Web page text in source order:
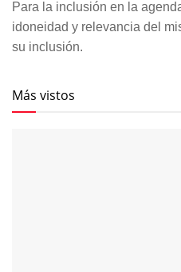
Para la inclusión en la
idoneidad y relevancia del
su inclusión.
Más vistos